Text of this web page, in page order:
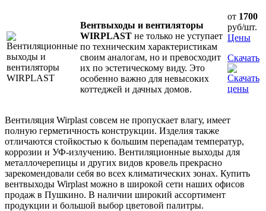
Вентвыходы и вентиляторы
WIRPLAST не только не уступает
по техническим характеристикам
своим аналогам, но и превосходит
их по эстетическому виду. Это
особенно важно для невысоких
коттеджей и дачных домов.
от 1700
руб/шт.
Цены
Скачать
Вентиляция Wirplast совсем не пропускает влагу, имеет
полную герметичность конструкции. Изделия также
отличаются стойкостью к большим перепадам температур,
коррозии и УФ-излучению. Вентиляционные выходы для
металлочерепицы и других видов кровель прекрасно
зарекомендовали себя во всех климатических зонах. Купить
вентвыходы Wirplast можно в широкой сети наших офисов
продаж в Пушкино. В наличии широкий ассортимент
продукции и большой выбор цветовой палитры.